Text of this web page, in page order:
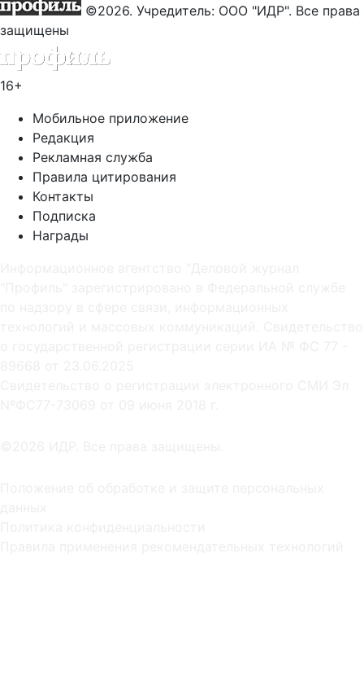
©2026. Учредитель: ООО "ИДР". Все права
защищены
16+
Мобильное приложение
Редакция
Рекламная служба
Правила цитирования
Контакты
Подписка
Награды